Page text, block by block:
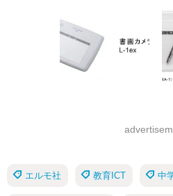
エルモ社 教育ICT 中